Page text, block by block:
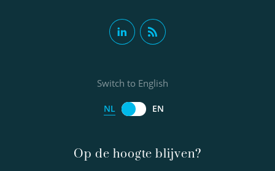
Op de hoogte blijven?
Switch to English
NL EN